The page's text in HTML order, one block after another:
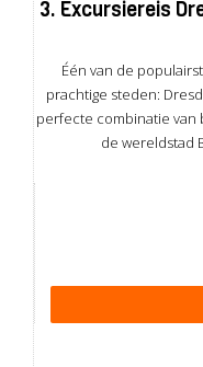
3. Excursiereis
Één van de
prachtige steden:
perfecte combinatie van
de wereldstad